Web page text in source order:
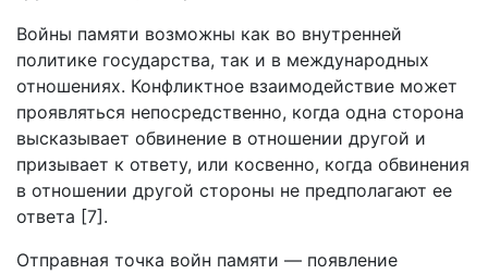
Войны памяти возможны как во внутренней
политике государства, так и в международных
отношениях. Конфликтное взаимодействие может
проявляться непосредственно, когда одна сторона
высказывает обвинение в отношении другой и
призывает к ответу, или косвенно, когда обвинения
в отношении другой стороны не предполагают ее
ответа [7].
Отправная точка войн памяти — появление